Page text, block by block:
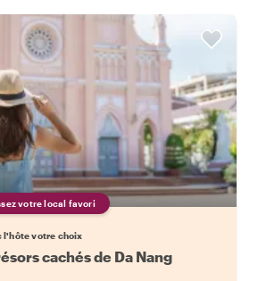
votre local favori
l'hôte votre choix
cachés de Da Nang